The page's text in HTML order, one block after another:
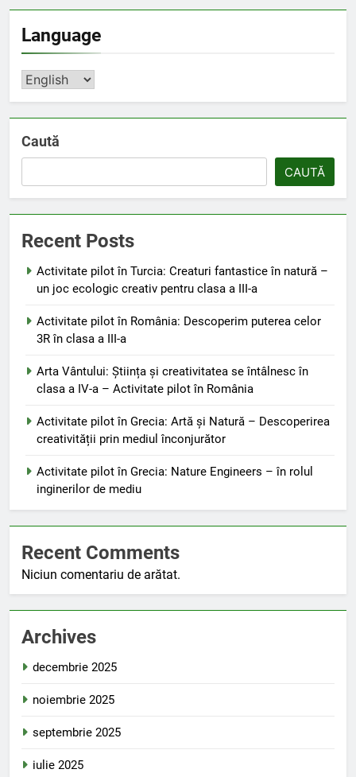
Language
Language
Caută
CAUTĂ
Recent Posts
Activitate pilot în Turcia: Creaturi fantastice în natură –
un joc ecologic creativ pentru clasa a III-a
Activitate pilot în România: Descoperim puterea celor
3R în clasa a III-a
Arta Vântului: Știința și creativitatea se întâlnesc în
clasa a IV-a – Activitate pilot în România
Activitate pilot în Grecia: Artă și Natură – Descoperirea
creativității prin mediul înconjurător
Activitate pilot în Grecia: Nature Engineers – în rolul
inginerilor de mediu
Recent Comments
Niciun comentariu de arătat.
Archives
decembrie 2025
noiembrie 2025
septembrie 2025
iulie 2025